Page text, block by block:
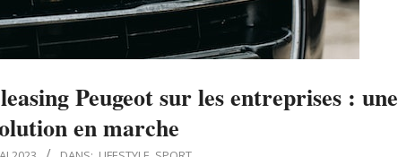
Peugeot sur les entreprises : une
en marche